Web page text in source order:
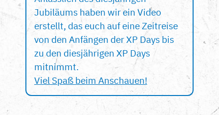
Jubiläums haben wir ein Video
erstellt, das euch auf eine Zeitreise
von den Anfängen der XP Days bis
zu den diesjährigen XP Days
mitnimmt.
Viel Spaß beim Anschauen!